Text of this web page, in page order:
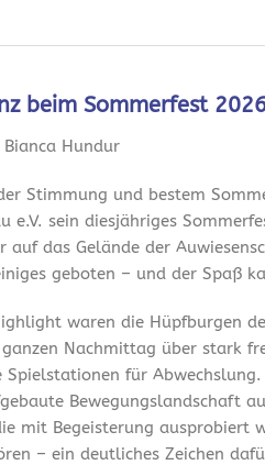
beim Sommerfest
Hundur
Stimmung und bestem
e.V. sein diesjähriges
auf das Gelände der
geboten – und der Spaß
waren die Hüpfburgen
ganzen Nachmittag über stark
Spielstationen für
Bewegungslandschaft
mit Begeisterung ausprobiert
– ein deutliches Zeichen